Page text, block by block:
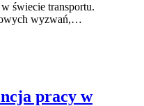
świecie transportu.
wyzwań,…
pracy w